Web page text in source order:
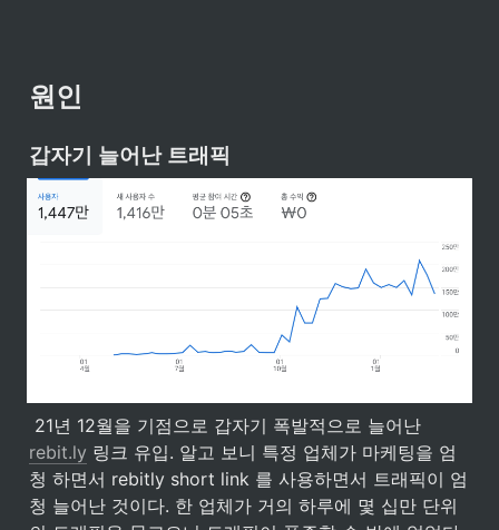
원인
갑자기 늘어난 트래픽
rebit.ly 링크 유입. 알고 보니 특정 업체가 마케팅을 엄
청 하면서 rebitly short link 를 사용하면서 트래픽이 엄
청 늘어난 것이다. 한 업체가 거의 하루에 몇 십만 단위